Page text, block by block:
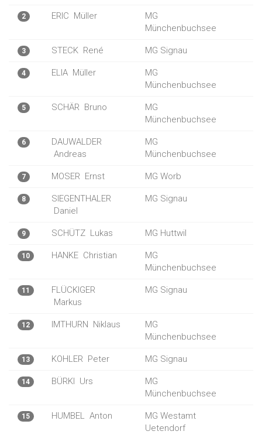
2 ERIC Müller
MG
Münchenbuchsee
3 STECK René MG Signau
4 ELIA Müller
MG
Münchenbuchsee
5 SCHÄR Bruno
MG
Münchenbuchsee
6
DAUWALDER
Andreas
MG
Münchenbuchsee
7 MOSER Ernst MG Worb
8
SIEGENTHALER
Daniel
MG Signau
9 SCHÜTZ Lukas MG Huttwil
10 HANKE Christian
MG
Münchenbuchsee
11
FLÜCKIGER
Markus
MG Signau
12 IMTHURN Niklaus
MG
Münchenbuchsee
13 KOHLER Peter MG Signau
14 BÜRKI Urs
MG
Münchenbuchsee
15 HUMBEL Anton
MG Westamt
Uetendorf